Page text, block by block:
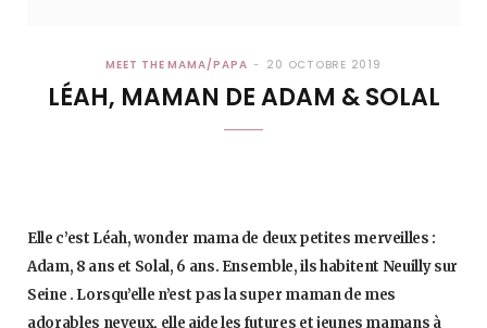
MEET THE MAMA/PAPA 20 OCTOBRE 2019
LÉAH, MAMAN DE ADAM & SOLAL
Elle c’est Léah, wonder mama de deux petites merveilles :
Adam, 8 ans et Solal, 6 ans. Ensemble, ils habitent Neuilly sur
Seine . Lorsqu’elle n’est pas la super maman de mes
adorables neveux, elle aide les futures et jeunes mamans à